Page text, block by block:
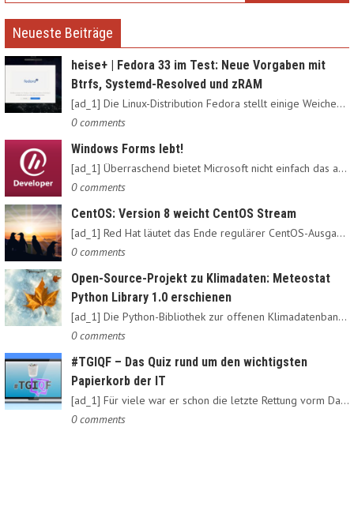
Neueste Beiträge
heise+ | Fedora 33 im Test: Neue Vorgaben mit
Btrfs, Systemd-Resolved und zRAM
[ad_1] Die Linux-Distribution Fedora stellt einige Weichen neu:…
0 comments
Windows Forms lebt!
[ad_1] Überraschend bietet Microsoft nicht einfach das alte…
0 comments
CentOS: Version 8 weicht CentOS Stream
[ad_1] Red Hat läutet das Ende regulärer CentOS-Ausgaben ein:…
0 comments
Open-Source-Projekt zu Klimadaten: Meteostat
Python Library 1.0 erschienen
[ad_1] Die Python-Bibliothek zur offenen Klimadatenbank Meteostat…
0 comments
#TGIQF – Das Quiz rund um den wichtigsten
Papierkorb der IT
[ad_1] Für viele war er schon die letzte Rettung vorm Daten-Nirvana:…
0 comments